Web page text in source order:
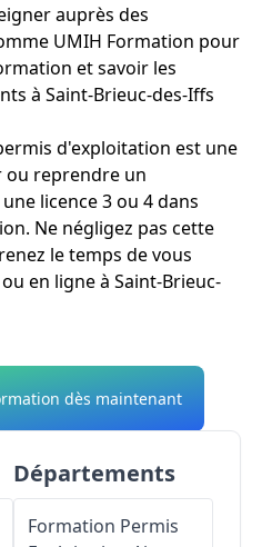
auprès des
UMIH Formation pour
et savoir les
à Saint-Brieuc-des-Iffs
d'exploitation est une
ou reprendre un
licence 3 ou 4 dans
Ne négligez pas cette
le temps de vous
en ligne à Saint-Brieuc-
dès maintenant
Départements
Formation Permis